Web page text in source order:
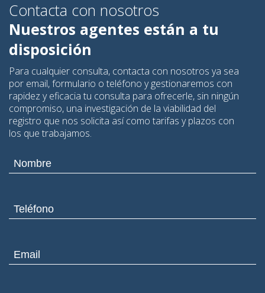
Contacta con nosotros
Nuestros agentes están a tu
disposición
Para cualquier consulta, contacta con nosotros ya sea
por email, formulario o teléfono y gestionaremos con
rapidez y eficacia tu consulta para ofrecerle, sin ningún
compromiso, una investigación de la viabilidad del
registro que nos solicita así como tarifas y plazos con
los que trabajamos.